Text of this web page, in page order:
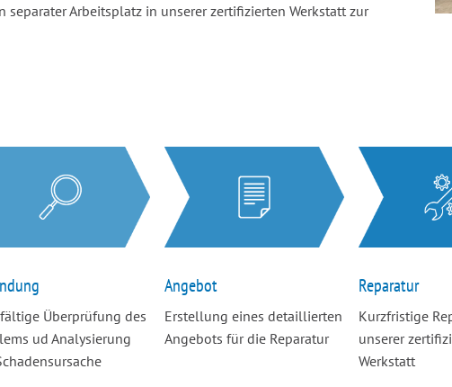
separater Arbeitsplatz in unserer zertifizierten Werkstatt zur
Überprüfung des
ud Analysierung
Angebot
Erstellung eines detaillierten
Angebots für die Reparatur
Reparatur
Kurzfristige
unserer
Werkstatt